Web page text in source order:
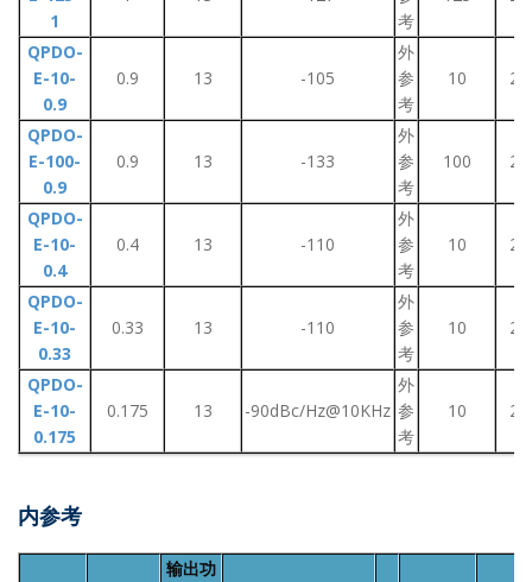
1
考
QPDO-
E-10-
0.9
0.9 13 -105
外
参
考
10
QPDO-
E-100-
0.9
0.9 13 -133
外
参
考
100
QPDO-
E-10-
0.4
0.4 13 -110
外
参
考
10
QPDO-
E-10-
0.33
0.33 13 -110
外
参
考
10
QPDO-
E-10-
0.175
0.175 13 -90dBc/Hz@10KHz
外
参
考
10
内参考
输出功